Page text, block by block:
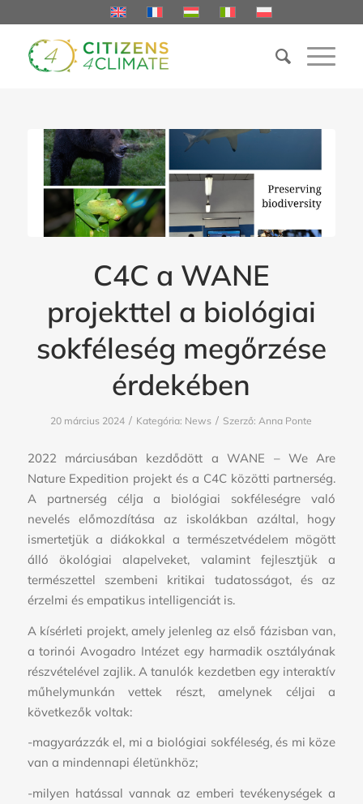
C4C a WANE
projekttel a biológiai
sokféleség megőrzése
érdekében
20 március 2024 / Kategória: News / Szerző:Anna Ponte
2022 márciusában kezdődött a WANE – We Are
Nature Expedition projekt és a C4C közötti partnerség.
A partnerség célja a biológiai sokféleségre való
nevelés előmozdítása az iskolákban azáltal, hogy
ismertetjük a diákokkal a természetvédelem mögött
álló ökológiai alapelveket, valamint fejlesztjük a
természettel szembeni kritikai tudatosságot, és az
érzelmi és empatikus intelligenciát is.
A kísérleti projekt, amely jelenleg az első fázisban van,
a torinói Avogadro Intézet egy harmadik osztályának
részvételével zajlik. A tanulók kezdetben egy interaktív
műhelymunkán vettek részt, amelynek céljai a
következők voltak:
-magyarázzák el, mi a biológiai sokféleség, és mi köze
van a mindennapi életünkhöz;
-milyen hatással vannak az emberi tevékenységek a